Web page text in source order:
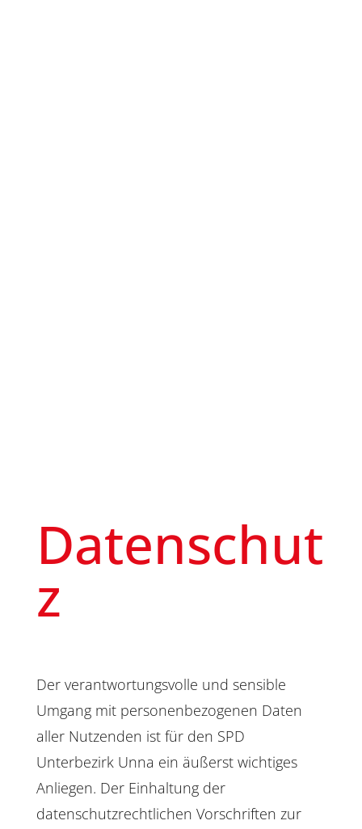
Datenschut
z
Der verantwortungsvolle und sensible
Umgang mit personenbezogenen Daten
aller Nutzenden ist für den SPD
Unterbezirk Unna ein äußerst wichtiges
Anliegen. Der Einhaltung der
datenschutzrechtlichen Vorschriften zur